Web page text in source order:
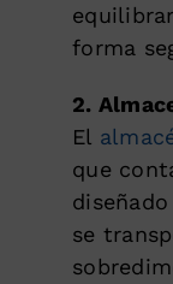
forma
2.
El
que
se